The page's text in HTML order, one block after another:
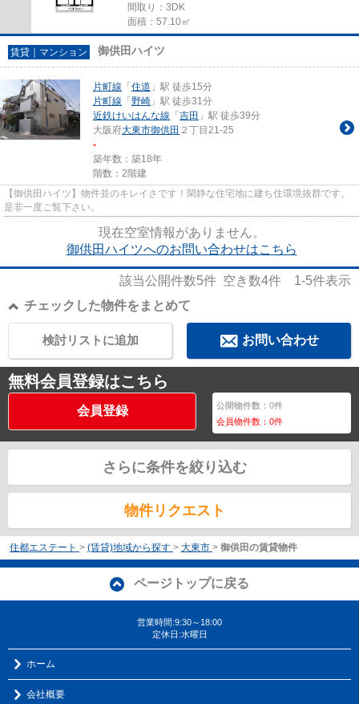
間取り：3DK
面積：57.10㎡
賃貸｜マンション 御供田ハイツ
片町線 「 住道 」駅 徒歩15分
片町線 「 野崎 」駅 徒歩31分
近鉄けいはんな線 「 吉田 」駅 徒歩39分
大阪府大東市御供田 ２丁目21-25
-
築年数：築18年
階数：2階建
【御供田ハイツ】物件並のキレイさです！閑静な住宅地に建ち住環境抜群です。
是非一度ご覧下さい。
現在空室情報がありません。
御供田ハイツへのお問い合わせはこちら
該当公開件数5件 空き数4件 1-5件表示
チェックした物件をまとめて
お問い合わせ
検討リストに追加
無料会員登録はこちら
会員登録 公開物件数：0件
会員物件数：0件
さらに条件を絞り込む
物件リクエスト
住都エステート > (賃貸)地域から探す > 大東市 > 御供田の賃貸物件
ページトップに戻る
営業時間:9:30～18:00
定休日:水曜日
ホーム
会社概要